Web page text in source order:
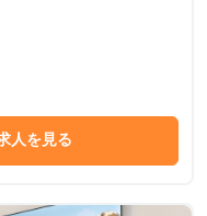
人を見る